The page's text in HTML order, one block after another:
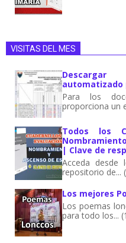
VISITAS DEL MES
automatizado
Para los
proporciona un
Todos los
| Clave de
Acceda desde
repositorio de...
Los mejores
Los poemas
para todo los...